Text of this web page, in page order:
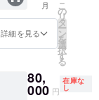
メッ
セージ
入り生
写真付
き
月
詳細を見る
こ
の
リ
タ
ー
ン
を
選
択
す
る
80,
000 円
在庫な
し